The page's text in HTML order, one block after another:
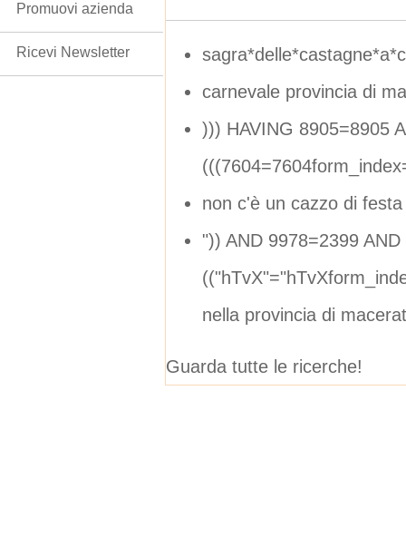
carnevale provincia di
))) HAVING 8905=8905
non c'è un cazzo di
")) AND 9978=2399 AND
nella provincia di
Guarda tutte le ricerche!
Promuovi azienda
Ricevi Newsletter